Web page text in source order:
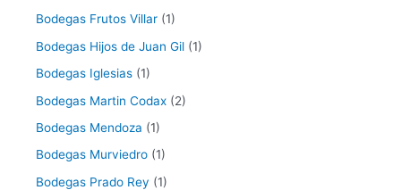
Bodegas Frutos Villar (1)
Bodegas Hijos de Juan Gil (1)
Bodegas Iglesias (1)
Bodegas Martin Codax (2)
Bodegas Mendoza (1)
Bodegas Murviedro (1)
Bodegas Prado Rey (1)